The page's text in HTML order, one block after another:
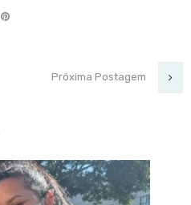
Próxima Postagem